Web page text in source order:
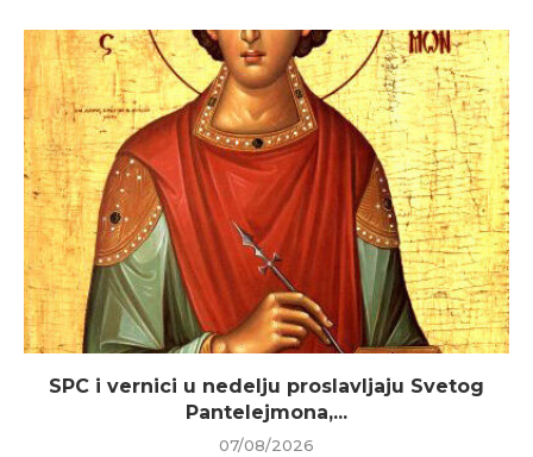
SPC i vernici u nedelju proslavljaju Svetog
Pantelejmona,...
07/08/2026